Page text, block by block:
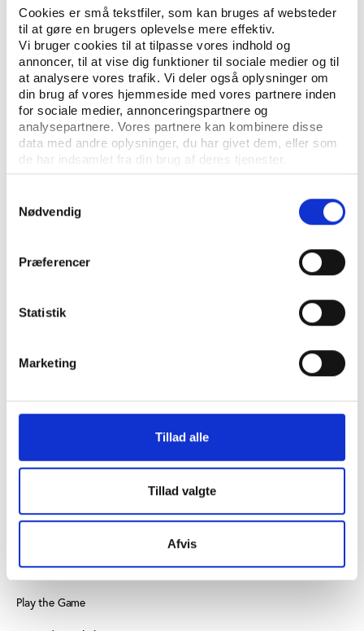
Cookies er små tekstfiler, som kan bruges af websteder
til at gøre en brugers oplevelse mere effektiv.
Vi bruger cookies til at tilpasse vores indhold og
annoncer, til at vise dig funktioner til sociale medier og til
at analysere vores trafik. Vi deler også oplysninger om
din brug af vores hjemmeside med vores partnere inden
for sociale medier, annonceringspartnere og
analysepartnere. Vores partnere kan kombinere disse
data med andre oplysninger, du har givet dem, eller som
de har indsamlet fra din brug af deres tjenester.
Nødvendig
Præferencer
Statistik
Marketing
Tillad alle
Tillad valgte
Afvis
ANTAL SIDER: 30
I rapporten beskrives syv konkrete
projekter fra danske skoler, som har integreret
idrætsundervisningen med IT.
KONTAKT OS
Vester Allé 8B, 3. sal, 8000 Aarhus C
idan@idan.dk
Videncenter for Folkeoplysning
Play the Game